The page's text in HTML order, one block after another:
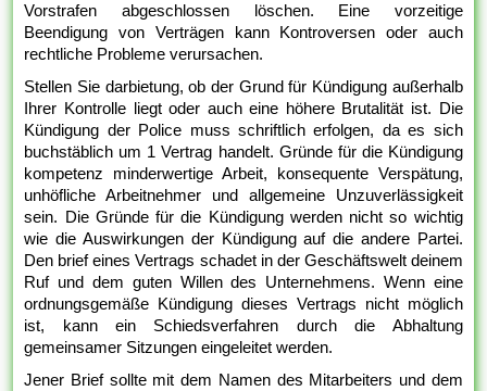
Vorstrafen abgeschlossen löschen. Eine vorzeitige
Beendigung von Verträgen kann Kontroversen oder auch
rechtliche Probleme verursachen.
Stellen Sie darbietung, ob der Grund für Kündigung außerhalb
Ihrer Kontrolle liegt oder auch eine höhere Brutalität ist. Die
Kündigung der Police muss schriftlich erfolgen, da es sich
buchstäblich um 1 Vertrag handelt. Gründe für die Kündigung
kompetenz minderwertige Arbeit, konsequente Verspätung,
unhöfliche Arbeitnehmer und allgemeine Unzuverlässigkeit
sein. Die Gründe für die Kündigung werden nicht so wichtig
wie die Auswirkungen der Kündigung auf die andere Partei.
Den brief eines Vertrags schadet in der Geschäftswelt deinem
Ruf und dem guten Willen des Unternehmens. Wenn eine
ordnungsgemäße Kündigung dieses Vertrags nicht möglich
ist, kann ein Schiedsverfahren durch die Abhaltung
gemeinsamer Sitzungen eingeleitet werden.
Jener Brief sollte mit dem Namen des Mitarbeiters und dem